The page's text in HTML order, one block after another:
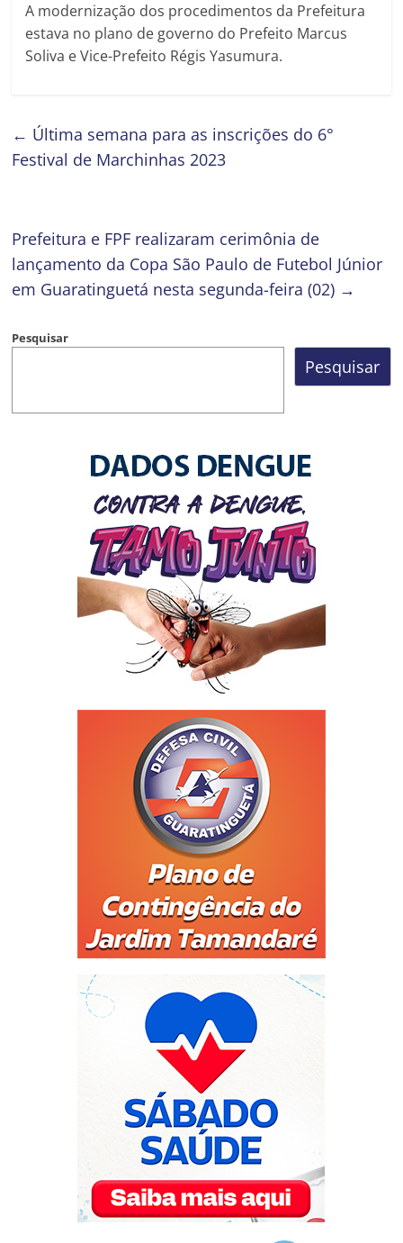
A modernização dos procedimentos da Prefeitura
estava no plano de governo do Prefeito Marcus
Soliva e Vice-Prefeito Régis Yasumura.
← Última semana para as inscrições do 6°
Festival de Marchinhas 2023
Prefeitura e FPF realizaram cerimônia de
lançamento da Copa São Paulo de Futebol Júnior
em Guaratinguetá nesta segunda-feira (02) →
Pesquisar
Pesquisar